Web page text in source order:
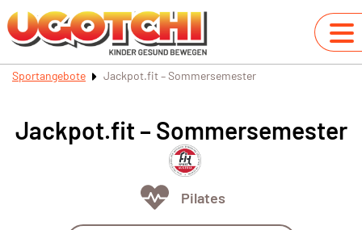
Sportangebote Jackpot.fit – Sommersemester
Jackpot.fit – Sommersemester
Pilates